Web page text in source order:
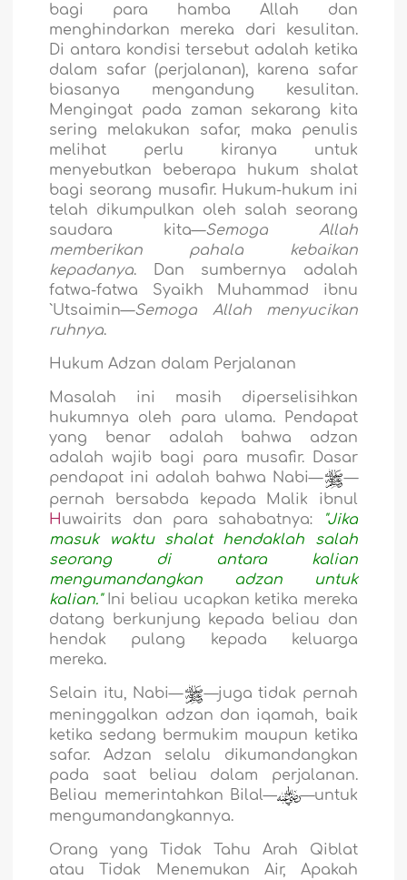
bagi para hamba Allah dan
menghindarkan mereka dari kesulitan.
Di antara kondisi tersebut adalah ketika
dalam safar (perjalanan), karena safar
biasanya mengandung kesulitan.
Mengingat pada zaman sekarang kita
sering melakukan safar, maka penulis
melihat perlu kiranya untuk
menyebutkan beberapa hukum shalat
bagi seorang musafir. Hukum-hukum ini
telah dikumpulkan oleh salah seorang
saudara kita—Semoga Allah
memberikan pahala kebaikan
kepadanya. Dan sumbernya adalah
fatwa-fatwa Syaikh Muhammad ibnu
`Utsaimin—Semoga Allah menyucikan
ruhnya.
Hukum Adzan dalam Perjalanan
Masalah ini masih diperselisihkan
hukumnya oleh para ulama. Pendapat
yang benar adalah bahwa adzan
adalah wajib bagi para musafir. Dasar
pendapat ini adalah bahwa Nabi—
—
pernah bersabda kepada Malik ibnul
Huwairits dan para sahabatnya:
"Jika
masuk waktu shalat hendaklah salah
seorang di antara kalian
mengumandangkan adzan untuk
kalian." Ini beliau ucapkan ketika mereka
datang berkunjung kepada beliau dan
hendak pulang kepada keluarga
mereka.
Selain itu, Nabi—
—juga tidak pernah
meninggalkan adzan dan iqamah, baik
ketika sedang bermukim maupun ketika
safar. Adzan selalu dikumandangkan
pada saat beliau dalam perjalanan.
Beliau memerintahkan Bilal—
—untuk
mengumandangkannya.
Orang yang Tidak Tahu Arah Qiblat
atau Tidak Menemukan Air, Apakah